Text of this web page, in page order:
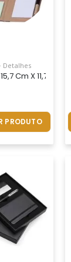
Detalhes
Cm X 11,7
PRODUTO